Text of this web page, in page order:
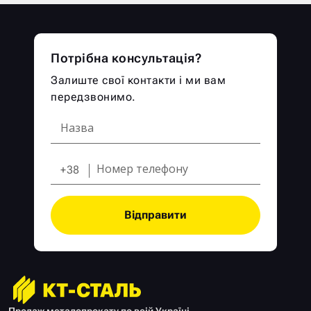
Потрібна консультація?
Залиште свої контакти і ми вам
передзвонимо.
+38
Відправити